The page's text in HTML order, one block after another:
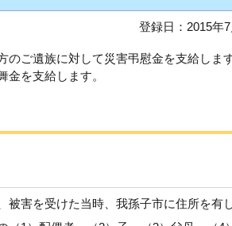
登録日：2015年7
のご遺族に対して災害弔慰金を支給しま
金を支給します。
害を受けた当時、我孫子市に住所を有